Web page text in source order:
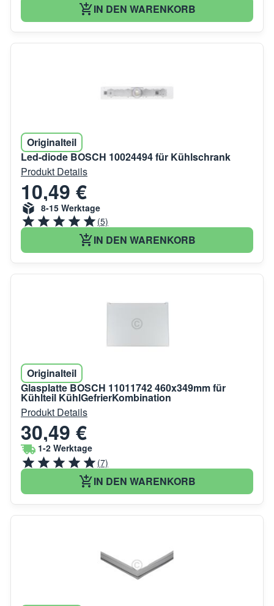
IN DEN WARENKORB
Originalteil
Led-diode BOSCH 10024494 für Kühlschrank
Produkt Details
10,49 €
8-15 Werktage
(5)
IN DEN WARENKORB
Originalteil
Glasplatte BOSCH 11011742 460x349mm für
Kühlteil KühlGefrierKombination
Produkt Details
30,49 €
1-2 Werktage
(7)
IN DEN WARENKORB